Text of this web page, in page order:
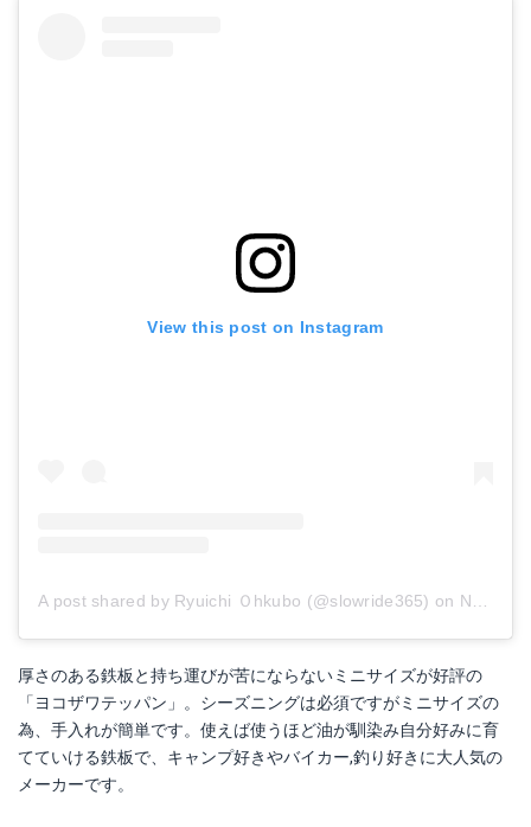
View this post on Instagram
A post shared by Ryuichi Ｏhkubo (@slowride365) on Nov 11, 2017 at 3:00am PST
厚さのある鉄板と持ち運びが苦にならないミニサイズが好評の
「ヨコザワテッパン」。シーズニングは必須ですがミニサイズの
為、手入れが簡単です。使えば使うほど油が馴染み自分好みに育
てていける鉄板で、キャンプ好きやバイカー,釣り好きに大人気の
メーカーです。